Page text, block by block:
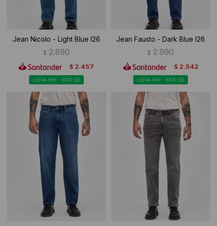
Jean Nicolo - Light Blue I26
$ 2.890
$ 2.457
LLEGA HOY - MVD
Jean Fausto - Dark Blue I26
$ 2.990
$ 2.542
LLEGA HOY - MVD